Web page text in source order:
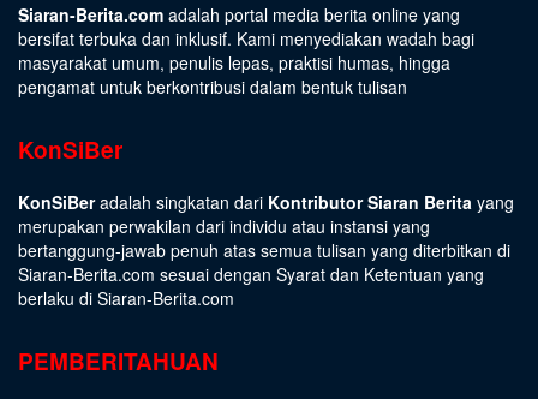
Siaran-Berita.com adalah portal media berita online yang
bersifat terbuka dan inklusif. Kami menyediakan wadah bagi
masyarakat umum, penulis lepas, praktisi humas, hingga
pengamat untuk berkontribusi dalam bentuk tulisan
KonSiBer
KonSiBeradalah singkatan dari Kontributor Siaran Berita yang
merupakan perwakilan dari individu atau instansi yang
bertanggung-jawab penuh atas semua tulisan yang diterbitkan di
Siaran-Berita.com sesuai dengan Syarat dan Ketentuan yang
berlaku di Siaran-Berita.com
PEMBERITAHUAN